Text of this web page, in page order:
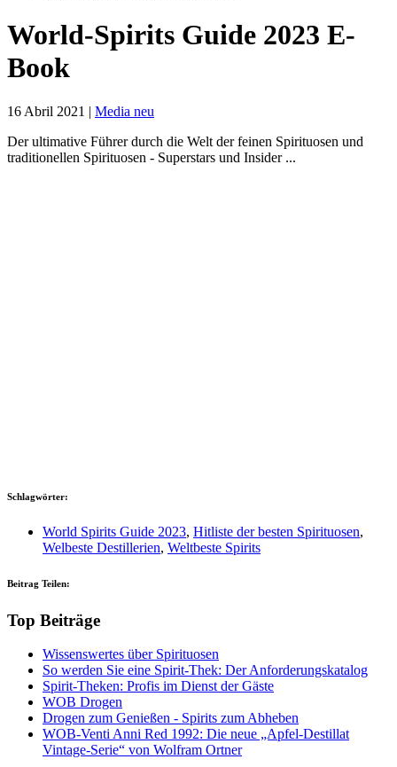
World-Spirits Guide 2023 E-
Book
16 Abril 2021 | Media neu
Der ultimative Führer durch die Welt der feinen Spirituosen und
traditionellen Spirituosen - Superstars und Insider ...
Schlagwörter:
World Spirits Guide 2023, Hitliste der besten Spirituosen,
Welbeste Destillerien, Weltbeste Spirits
Beitrag Teilen:
Top Beiträge
Wissenswertes über Spirituosen
So werden Sie eine Spirit-Thek: Der Anforderungskatalog
Spirit-Theken: Profis im Dienst der Gäste
WOB Drogen
Drogen zum Genießen - Spirits zum Abheben
WOB-Venti Anni Red 1992: Die neue „Apfel-Destillat
Vintage-Serie“ von Wolfram Ortner